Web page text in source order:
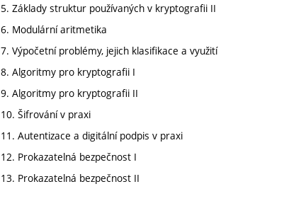
5. Základy struktur používaných v kryptografii II
6. Modulární aritmetika
7. Výpočetní problémy, jejich klasifikace a využití
8. Algoritmy pro kryptografii I
9. Algoritmy pro kryptografii II
10. Šifrování v praxi
11. Autentizace a digitální podpis v praxi
12. Prokazatelná bezpečnost I
13. Prokazatelná bezpečnost II